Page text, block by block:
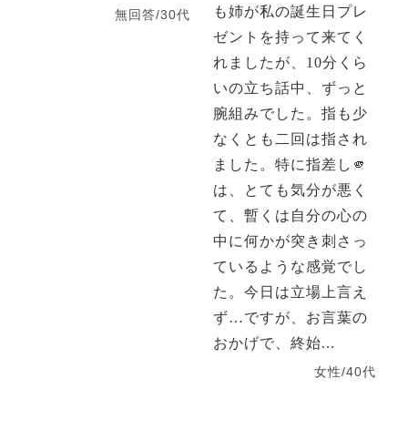
無回答/30代
も姉が私の誕生日プレ
ゼントを持って来てく
れましたが、10分くら
いの立ち話中、ずっと
腕組みでした。指も少
なくとも二回は指され
ました。特に指差し🫵
は、とても気分が悪く
て、暫くは自分の心の
中に何かが突き刺さっ
ているような感覚でし
た。今日は立場上言え
ず…ですが、お言葉の
おかげで、終始...
女性/40代